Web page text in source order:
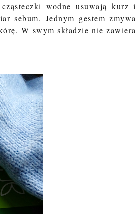
wodne usuwają kurz i
sebum. Jednym gestem zmywa
W swym składzie nie zawiera